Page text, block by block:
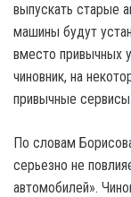
выпускать старые
машины будут
вместо привычных
чиновник, на
привычные сервисы.
По словам
серьезно не
автомобилей».